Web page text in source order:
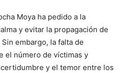
Moya ha pedido a la
y evitar la propagación de
embargo, la falta de
el número de víctimas y
y el temor entre los